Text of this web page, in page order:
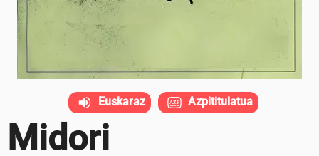
Midori
Euskaraz Azpititulatua